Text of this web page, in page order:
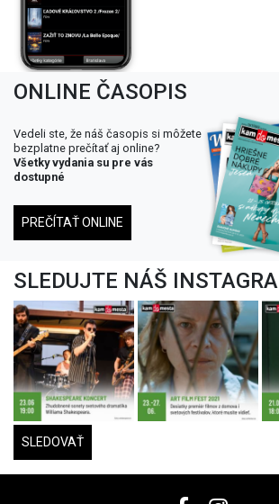
ONLINE ČASOPIS
Vedeli ste, že náš časopis si môžete
bezplatne prečítať aj online?
Všetky vydania su pre vás
dostupné
PREČÍTAŤ ONLINE
SLEDUJTE NÁŠ
SLEDOVAŤ